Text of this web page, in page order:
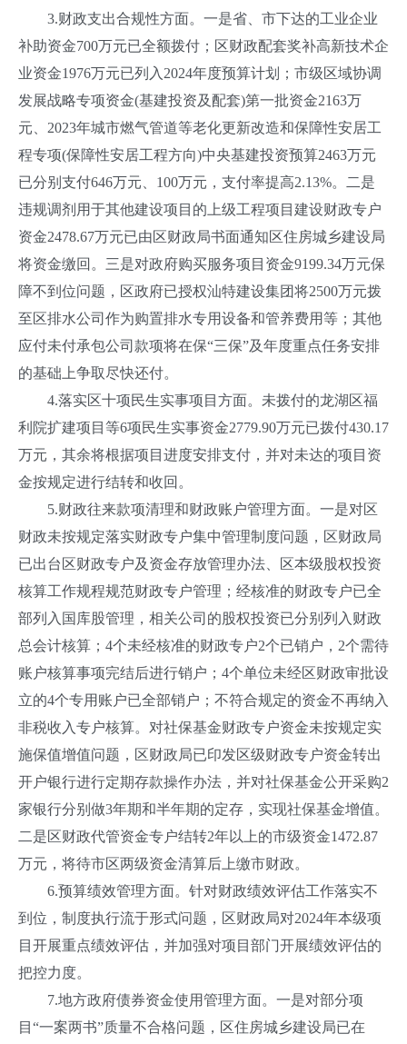
3.财政支出合规性方面。一是省、市下达的工业企业
补助资金700万元已全额拨付；区财政配套奖补高新技术企
业资金1976万元已列入2024年度预算计划；市级区域协调
发展战略专项资金(基建投资及配套)第一批资金2163万
元、2023年城市燃气管道等老化更新改造和保障性安居工
程专项(保障性安居工程方向)中央基建投资预算2463万元
已分别支付646万元、100万元，支付率提高2.13%。二是
违规调剂用于其他建设项目的上级工程项目建设财政专户
资金2478.67万元已由区财政局书面通知区住房城乡建设局
将资金缴回。三是对政府购买服务项目资金9199.34万元保
障不到位问题，区政府已授权汕特建设集团将2500万元拨
至区排水公司作为购置排水专用设备和管养费用等；其他
应付未付承包公司款项将在保“三保”及年度重点任务安排
的基础上争取尽快还付。
4.落实区十项民生实事项目方面。未拨付的龙湖区福
利院扩建项目等6项民生实事资金2779.90万元已拨付430.17
万元，其余将根据项目进度安排支付，并对未达的项目资
金按规定进行结转和收回。
5.财政往来款项清理和财政账户管理方面。一是对区
财政未按规定落实财政专户集中管理制度问题，区财政局
已出台区财政专户及资金存放管理办法、区本级股权投资
核算工作规程规范财政专户管理；经核准的财政专户已全
部列入国库股管理，相关公司的股权投资已分别列入财政
总会计核算；4个未经核准的财政专户2个已销户，2个需待
账户核算事项完结后进行销户；4个单位未经区财政审批设
立的4个专用账户已全部销户；不符合规定的资金不再纳入
非税收入专户核算。对社保基金财政专户资金未按规定实
施保值增值问题，区财政局已印发区级财政专户资金转出
开户银行进行定期存款操作办法，并对社保基金公开采购2
家银行分别做3年期和半年期的定存，实现社保基金增值。
二是区财政代管资金专户结转2年以上的市级资金1472.87
万元，将待市区两级资金清算后上缴市财政。
6.预算绩效管理方面。针对财政绩效评估工作落实不
到位，制度执行流于形式问题，区财政局对2024年本级项
目开展重点绩效评估，并加强对项目部门开展绩效评估的
把控力度。
7.地方政府债券资金使用管理方面。一是对部分项
目“一案两书”质量不合格问题，区住房城乡建设局已在